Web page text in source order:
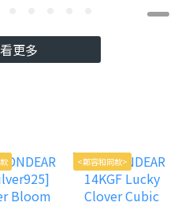
更多
<鄭容和同款>